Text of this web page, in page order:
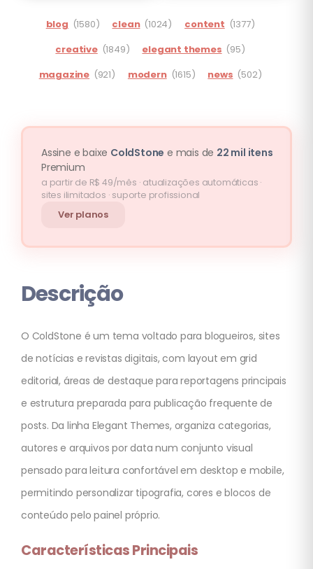
blog (1580) clean (1024) content (1377)
creative (1849) elegant themes (95)
magazine (921) modern (1615) news (502)
Assine e baixe ColdStone e mais de 22 mil itens
Premium
a partir de R$ 49/mês · atualizações automáticas ·
sites ilimitados · suporte profissional
Ver planos
Descrição
O ColdStone é um tema voltado para blogueiros, sites
de notícias e revistas digitais, com layout em grid
editorial, áreas de destaque para reportagens principais
e estrutura preparada para publicação frequente de
posts. Da linha Elegant Themes, organiza categorias,
autores e arquivos por data num conjunto visual
pensado para leitura confortável em desktop e mobile,
permitindo personalizar tipografia, cores e blocos de
conteúdo pelo painel próprio.
Características Principais